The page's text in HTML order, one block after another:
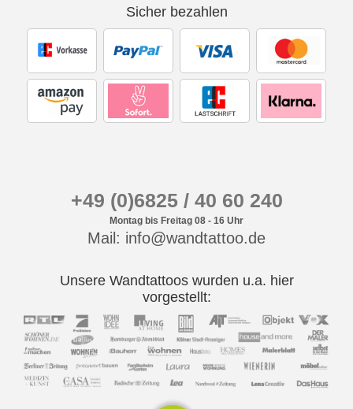
Sicher bezahlen
+49 (0)6825 / 40 60 240
Montag bis Freitag 08 - 16 Uhr
Mail: info@wandtattoo.de
Unsere Wandtattoos wurden u.a. hier
vorgestellt: